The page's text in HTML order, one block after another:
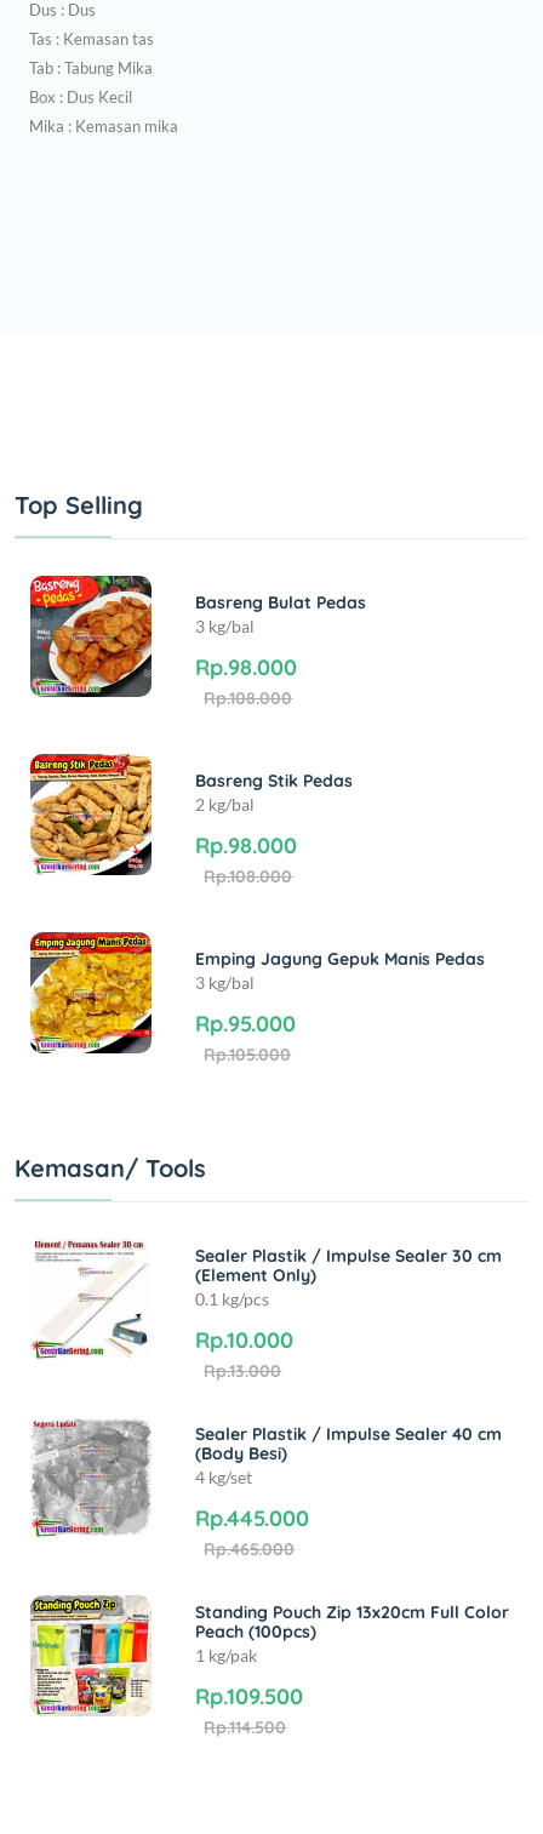
Dus : Dus
Tas : Kemasan tas
Tab : Tabung Mika
Box : Dus Kecil
Mika : Kemasan mika
Top Selling
Basreng Bulat Pedas
3 kg/bal
Rp.98.000
Rp.108.000
Basreng Stik Pedas
2 kg/bal
Rp.98.000
Rp.108.000
Emping Jagung Gepuk Manis Pedas
3 kg/bal
Rp.95.000
Rp.105.000
Kemasan/ Tools
Sealer Plastik / Impulse Sealer 30 cm
(Element Only)
0.1 kg/pcs
Rp.10.000
Rp.13.000
Sealer Plastik / Impulse Sealer 40 cm
(Body Besi)
4 kg/set
Rp.445.000
Rp.465.000
Standing Pouch Zip 13x20cm Full Color
Peach (100pcs)
1 kg/pak
Rp.109.500
Rp.114.500